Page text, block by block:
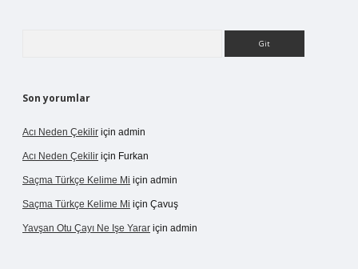
Son yorumlar
Acı Neden Çekilir için admin
Acı Neden Çekilir için Furkan
Saçma Türkçe Kelime Mi için admin
Saçma Türkçe Kelime Mi için Çavuş
Yavşan Otu Çayı Ne Işe Yarar için admin